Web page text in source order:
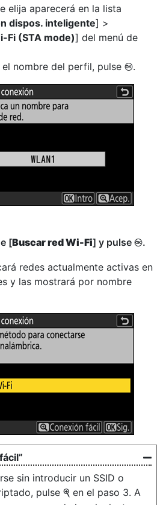
elija aparecerá en la lista
dispos. inteligente] >
Fi (STA mode)] del menú de
el nombre del perfil, pulse J.
[Buscar red Wi-Fi] y pulse J.
redes actualmente activas en
y las mostrará por nombre
sin introducir un SSID o
pulse X en el paso 3. A